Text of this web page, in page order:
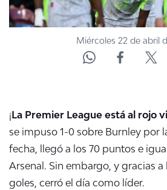
Miércoles 22 de abril
¡La Premier League está al rojo
se impuso 1-0 sobre Burnley por
fecha, llegó a los 70 puntos e
Arsenal. Sin embargo, y gracias
goles, cerró el día como líder.